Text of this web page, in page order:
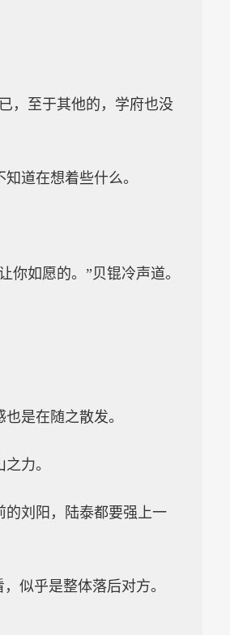
，至于其他的，学府也没
道在想着些什么。
如愿的。”贝锟冷声道。
是在随之散发。
力。
的刘阳，陆泰都要强上一
似乎是整体落后对方。